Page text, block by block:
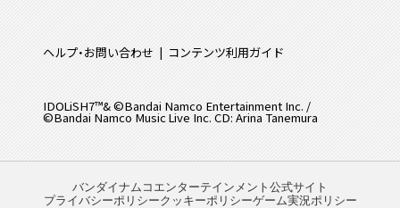
ヘルプ・お問い合わせ コンテンツ利用ガイド
IDOLiSH7™& ©Bandai Namco Entertainment Inc. /
©Bandai Namco Music Live Inc. CD: Arina Tanemura
バンダイナムコエンターテインメント公式サイト
プライバシーポリシークッキーポリシーゲーム実況ポリシー